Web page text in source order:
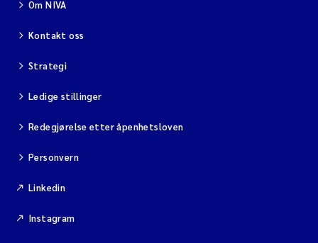
Om NIVA
Kontakt oss
Strategi
Ledige stillinger
Redegjørelse etter åpenhetsloven
Personvern
Linkedin
Instagram